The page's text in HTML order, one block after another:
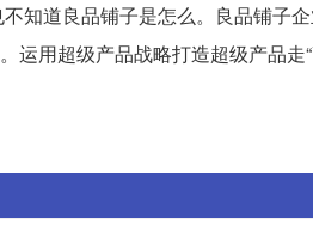
知道良品铺子是怎么。良品铺子
用超级产品战略打造超级产品走